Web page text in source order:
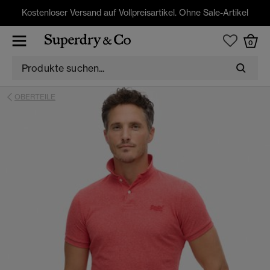
Kostenloser Versand auf Vollpreisartikel. Ohne Sale-Artikel
0
OBERTEILE